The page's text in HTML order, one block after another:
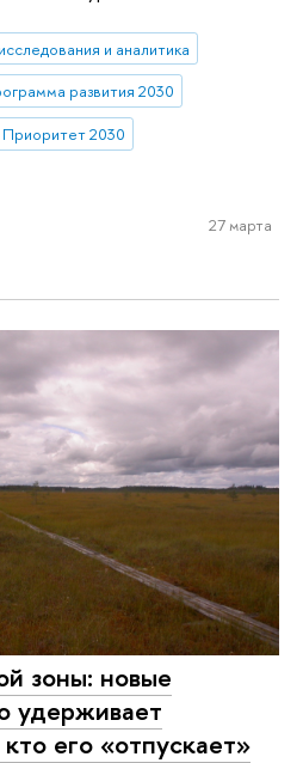
исследования и аналитика
развития 2030
Приоритет 2030
27 марта
зоны: новые
удерживает
его «отпускает»